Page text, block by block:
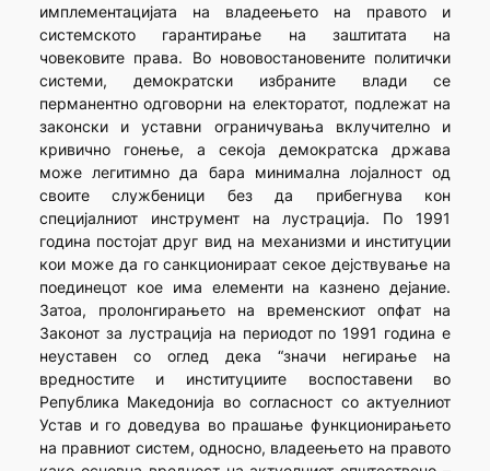
импле­ментацијата на владеењето на правото и
системското гаранти­рање на зашти­тата на
човековите права. Во нововостановените политички
системи, демократски избраните влади се
перманентно одговорни на електоратот, подлежат на
законски и уставни ограничувања вклучително и
кривично гонење, а секоја демократска држава
може легитимно да бара минимална лојалност од
своите службеници без да прибегнува кон
специјалниот инструмент на лустрација. По 1991
година постојат друг вид на механизми и институ­ции
кои може да го санкционираат секое дејствување на
поединецот кое има елементи на казнено дејание.
Затоа, пролонгирањето на временскиот опфат на
Законот за лустрација на периодот по 1991 година е
неуставен со оглед дека “значи негирање на
вредностите и институ­ци­ите воспоста­вени во
Република Македо­нија во согласност со актуелниот
Устав и го доведува во прашање функционирањето
на правниот систем, односно, владеењето на правото